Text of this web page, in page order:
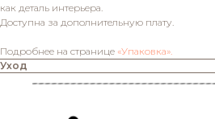
как деталь интерьера.
Доступна за дополнительную плату.
Подробнее на странице «Упаковка».
Уход